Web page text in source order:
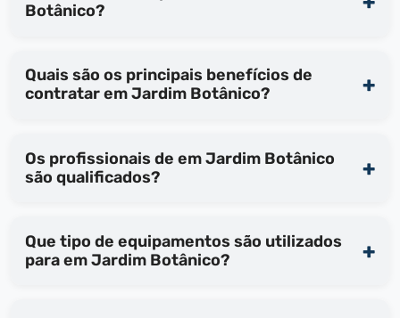
Botânico?
Quais são os principais benefícios de
contratar em Jardim Botânico?
Os profissionais de em Jardim Botânico
são qualificados?
Que tipo de equipamentos são utilizados
para em Jardim Botânico?